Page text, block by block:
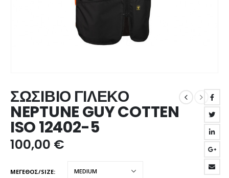
ΣΩΣΙΒΙΟ ΓΙΛΕΚΟ
NEPTUNE GUY COTTEN
ISO 12402-5
100,00 €
ΜΕΓΕΘΟΣ/SIZE